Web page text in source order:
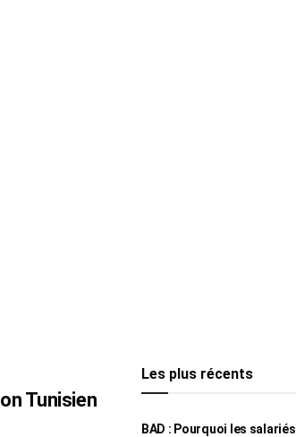
Tunisien
Les plus récents
BAD : Pourquoi les salariés